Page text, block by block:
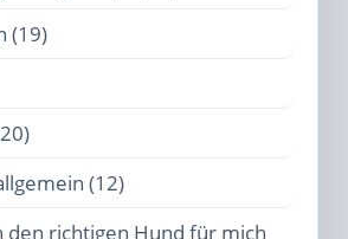
(19)
(12)
den richtigen Hund für mich